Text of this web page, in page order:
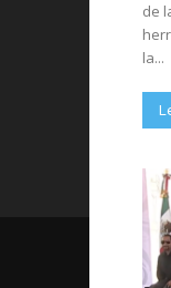
de
la...